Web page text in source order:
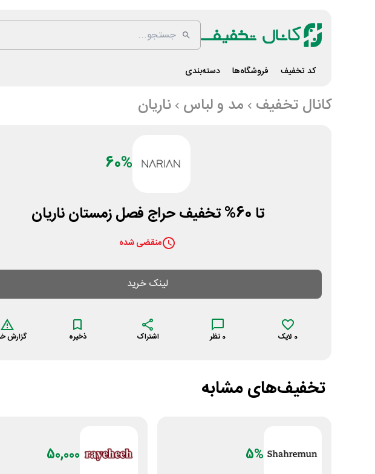
کد تخفیف فروشگاه‌ها دسته‌بندی
کانال تخفیف مد و لباس ناریان
60%
تا 60% تخفیف حراج فصل زمستان ناریان
منقضی شده
لینک خرید
0 لایک 0 نظر اشتراک ذخیره گزارش
تخفیف‌های مشابه
5%
50,000